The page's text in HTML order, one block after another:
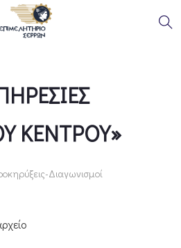
ΚΕΝΤΡΟΥ»
Διαγωνισμοί